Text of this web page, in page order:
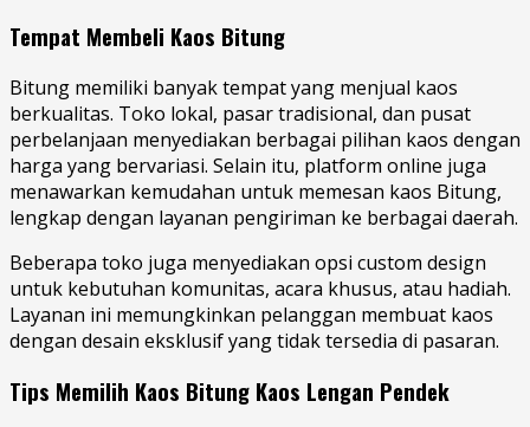
Tempat Membeli Kaos Bitung
Bitung memiliki banyak tempat yang menjual kaos
berkualitas. Toko lokal, pasar tradisional, dan pusat
perbelanjaan menyediakan berbagai pilihan kaos dengan
harga yang bervariasi. Selain itu, platform online juga
menawarkan kemudahan untuk memesan kaos Bitung,
lengkap dengan layanan pengiriman ke berbagai daerah.
Beberapa toko juga menyediakan opsi custom design
untuk kebutuhan komunitas, acara khusus, atau hadiah.
Layanan ini memungkinkan pelanggan membuat kaos
dengan desain eksklusif yang tidak tersedia di pasaran.
Tips Memilih Kaos Bitung Kaos Lengan Pendek